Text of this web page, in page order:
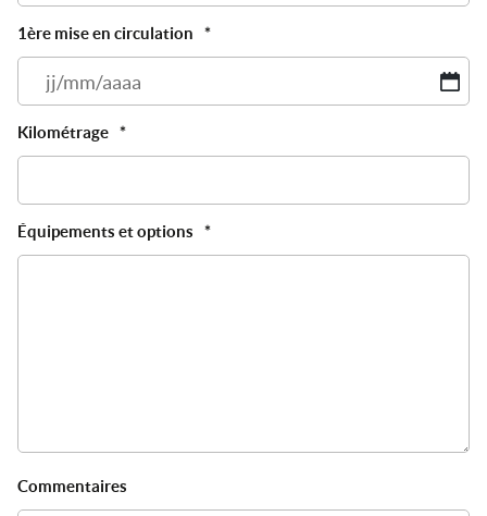
1ère mise en circulation
*
JJ
Kilométrage *
Équipements et options *
Commentaires